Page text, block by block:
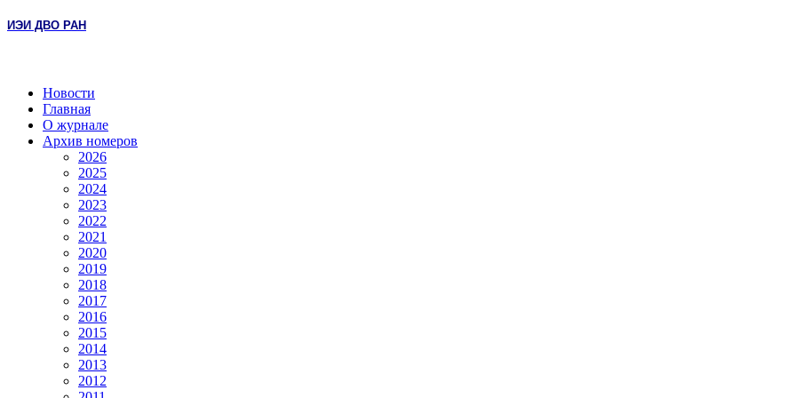
ИЭИ ДВО РАН
Новости
Главная
О журнале
Архив номеров
2026
2025
2024
2023
2022
2021
2020
2019
2018
2017
2016
2015
2014
2013
2012